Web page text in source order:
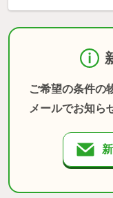
ご希望の条件の
メールでお知ら